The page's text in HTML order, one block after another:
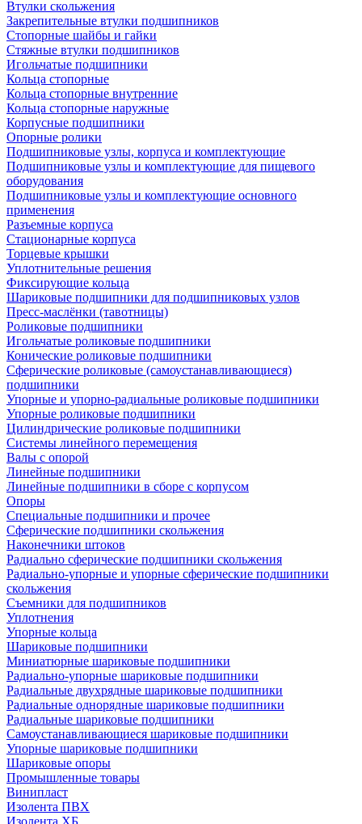
Втулки скольжения
Закрепительные втулки подшипников
Стопорные шайбы и гайки
Стяжные втулки подшипников
Игольчатые подшипники
Кольца стопорные
Кольца стопорные внутренние
Кольца стопорные наружные
Корпусные подшипники
Опорные ролики
Подшипниковые узлы, корпуса и комплектующие
Подшипниковые узлы и комплектующие для пищевого
оборудования
Подшипниковые узлы и комплектующие основного
применения
Разъемные корпуса
Стационарные корпуса
Торцевые крышки
Уплотнительные решения
Фиксирующие кольца
Шариковые подшипники для подшипниковых узлов
Пресс-маслёнки (тавотницы)
Роликовые подшипники
Игольчатые роликовые подшипники
Конические роликовые подшипники
Сферические роликовые (самоустанавливающиеся)
подшипники
Упорные и упорно-радиальные роликовые подшипники
Упорные роликовые подшипники
Цилиндрические роликовые подшипники
Системы линейного перемещения
Валы с опорой
Линейные подшипники
Линейные подшипники в сборе с корпусом
Опоры
Специальные подшипники и прочее
Сферические подшипники скольжения
Наконечники штоков
Радиально сферические подшипники скольжения
Радиально-упорные и упорные сферические подшипники
скольжения
Съемники для подшипников
Уплотнения
Упорные кольца
Шариковые подшипники
Миниатюрные шариковые подшипники
Радиально-упорные шариковые подшипники
Радиальные двухрядные шариковые подшипники
Радиальные однорядные шариковые подшипники
Радиальные шариковые подшипники
Самоустанавливающиеся шариковые подшипники
Упорные шариковые подшипники
Шариковые опоры
Промышленные товары
Винипласт
Изолента ПВХ
Изолента ХБ